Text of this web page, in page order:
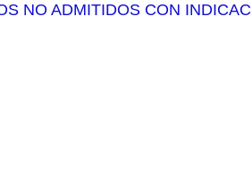
NO ADMITIDOS CON